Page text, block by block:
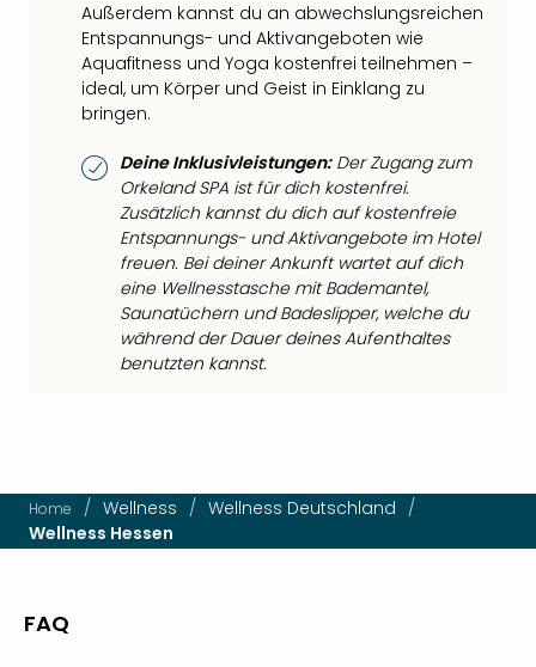
Außerdem kannst du an abwechslungsreichen
Entspannungs- und Aktivangeboten wie
Aquafitness und Yoga kostenfrei teilnehmen –
ideal, um Körper und Geist in Einklang zu
bringen.
Deine Inklusivleistungen:Der Zugang zum
Orkeland SPA ist für dich kostenfrei.
Zusätzlich kannst du dich auf kostenfreie
Entspannungs- und Aktivangebote im Hotel
freuen. Bei deiner Ankunft wartet auf dich
eine Wellnesstasche mit Bademantel,
Saunatüchern und Badeslipper, welche du
während der Dauer deines Aufenthaltes
benutzten kannst.
Home / Wellness / Wellness Deutschland /
Wellness Hessen
FAQ